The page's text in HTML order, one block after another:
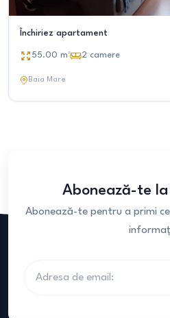
Închiriez apartament
55.00 m² 2 camere
Baia Mare
Abonează-te
Abonează-te pentru a primi